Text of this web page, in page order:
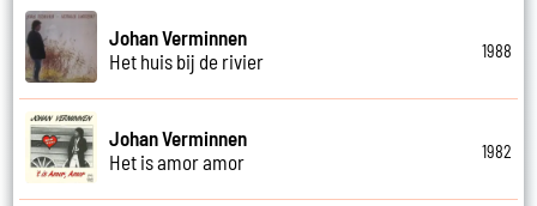
Johan Verminnen
Het huis bij de rivier
1988
Johan Verminnen
Het is amor amor
1982